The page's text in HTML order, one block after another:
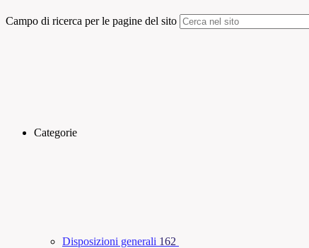
Campo di ricerca per le pagine del sito
Categorie
Disposizioni generali 162